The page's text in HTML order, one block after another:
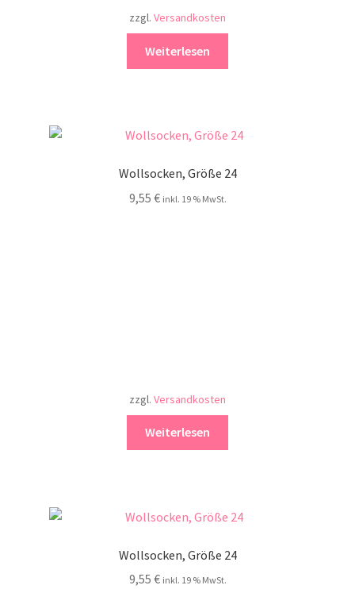
zzgl. Versandkosten
Weiterlesen
Wollsocken, Größe 24
9,55 € inkl. 19 % MwSt.
zzgl. Versandkosten
Weiterlesen
Wollsocken, Größe 24
9,55 € inkl. 19 % MwSt.